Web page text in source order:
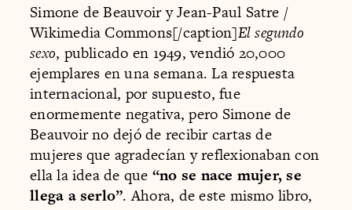
Simone de Beauvoir y Jean-Paul Satre /
Wikimedia Commons[/caption]El segundo
sexo, publicado en 1949, vendió 20,000
ejemplares en una semana. La respuesta
internacional, por supuesto, fue
enormemente negativa, pero Simone de
Beauvoir no dejó de recibir cartas de
mujeres que agradecían y reflexionaban con
ella la idea de que “no se nace mujer, se
llega a serlo”. Ahora, de este mismo libro,